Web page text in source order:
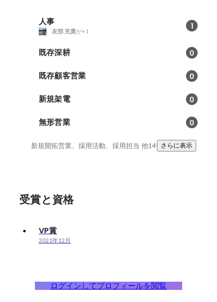
人事 1
友部 充貴が+1
既存深耕 0
既存顧客営業 0
新規架電 0
無形営業 0
新規開拓営業、採用活動、採用担当 他14件さらに表示
受賞と資格
VP賞
2021年12月
ログインしてプロフィールを閲覧